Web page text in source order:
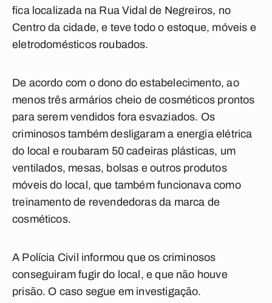
fica localizada na Rua Vidal de Negreiros, no
Centro da cidade, e teve todo o estoque, móveis e
eletrodomésticos roubados.
De acordo com o dono do estabelecimento, ao
menos três armários cheio de cosméticos prontos
para serem vendidos fora esvaziados. Os
criminosos também desligaram a energia elétrica
do local e roubaram 50 cadeiras plásticas, um
ventilados, mesas, bolsas e outros produtos
móveis do local, que também funcionava como
treinamento de revendedoras da marca de
cosméticos.
A Polícia Civil informou que os criminosos
conseguiram fugir do local, e que não houve
prisão. O caso segue em investigação.